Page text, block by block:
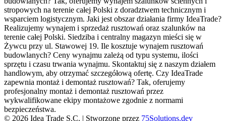
stropowych na terenie całej Polski z doradztwem technicznym i
wsparciem logistycznym. Jaki jest obszar działania firmy IdeaTrade?
Realizujemy wynajem i sprzedaż rusztowań oraz szalunków na
terenie całej Polski. Siedziba i centralny magazyn mieści się w
Żywcu przy ul. Stawowej 19. Ile kosztuje wynajem rusztowań
budowlanych? Ceny wynajmu zależą od typu systemu, ilości
sprzętu i czasu trwania wynajmu. Skontaktuj się z naszym działem
handlowym, aby otrzymać szczegółową ofertę. Czy IdeaTrade
zapewnia montaż i demontaż rusztowań? Tak, oferujemy
profesjonalny montaż i demontaż rusztowań przez
wykwalifikowane ekipy montażowe zgodnie z normami
bezpieczeństwa.
© 2026 Idea Trade S.C. | Stworzone przez 75Solutions.dev